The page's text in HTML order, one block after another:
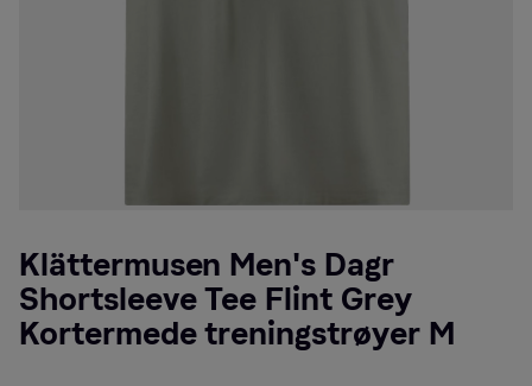
Klättermusen Men's Dagr
Shortsleeve Tee Flint Grey
Kortermede treningstrøyer M